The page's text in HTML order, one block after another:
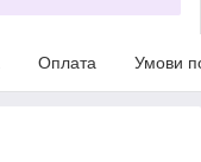
Оплата Умови